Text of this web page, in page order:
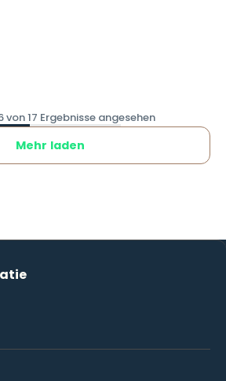
von 17 Ergebnisse angesehen
Mehr laden